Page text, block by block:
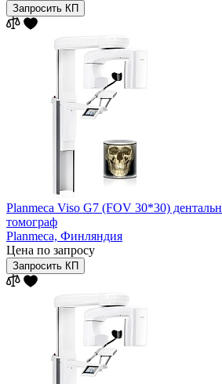
Запросить КП
Planmeca Viso G7 (FOV 30*30)
томограф
Planmeca, Финляндия
Цена по запросу
Запросить КП